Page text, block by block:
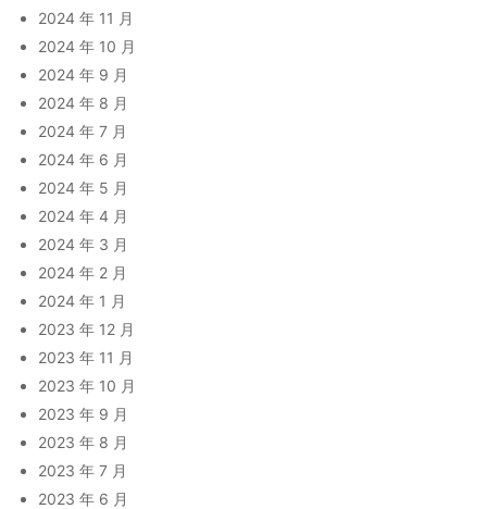
2024 年 11 月
2024 年 10 月
2024 年 9 月
2024 年 8 月
2024 年 7 月
2024 年 6 月
2024 年 5 月
2024 年 4 月
2024 年 3 月
2024 年 2 月
2024 年 1 月
2023 年 12 月
2023 年 11 月
2023 年 10 月
2023 年 9 月
2023 年 8 月
2023 年 7 月
2023 年 6 月